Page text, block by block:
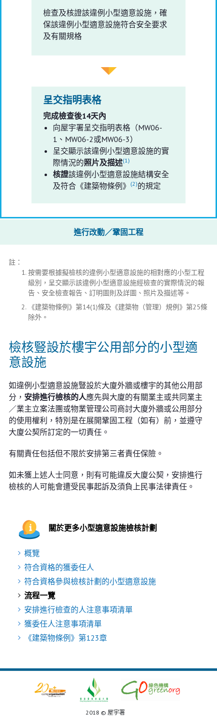
檢查及核證該違例小型適意設施，確
保該違例小型適意設施符合安全要求
及有關規格
呈交指明表格
完成檢查後14天內
向屋宇署呈交指明表格（MW06-
1、MW06-2或MW06-3）
呈交顯示該違例小型適意設施的實
際情況的照片及描述(1)
核證該違例小型適意設施結構安全
及符合《建築物條例》 (2)的規定
進行改動／鞏固工程
註：
按需要根據擬檢核的違例小型適意設施的相對應的小型工程
級別，呈交顯示該違例小型適意設施經檢查的實際情況的報
告、安全檢查報告、訂明圖則及詳圖、照片及描述等。
《建築物條例》第14(1)條及《建築物（管理）規例》第25條
除外。
檢核豎設於樓宇公用部分的小型適
意設施
如違例小型適意設施豎設於大廈外牆或樓宇的其他公用部
分， 安排進行檢核的人應先與大廈的有關業主或共同業主
／業主立案法團或物業管理公司商討大廈外牆或公用部分
的使用權利，特別是在展開鞏固工程（如有）前，並遵守
大廈公契所訂定的一切責任。
有關責任包括但不限於安排第三者責任保險。
如未獲上述人士同意，則有可能違反大廈公契，安排進行
檢核的人可能會遭受民事起訴及須負上民事法律責任。
關於更多小型適意設施檢核計劃
概覽
符合資格的獲委任人
符合資格參與檢核計劃的小型適意設施
流程一覽
安排進行檢查的人注意事項清單
獲委任人注意事項清單
《建築物條例》第123章
2018 © 屋宇署